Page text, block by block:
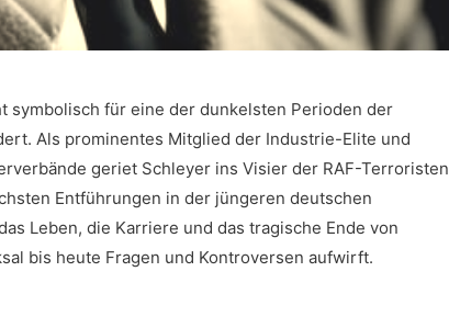
symbolisch für eine der dunkelsten Perioden der
Als prominentes Mitglied ⁣der Industrie-Elite und
geriet Schleyer ins Visier ⁤der RAF-Terroristen
Entführungen in ​der jüngeren deutschen
Leben, die Karriere und das tragische Ende von
bis heute Fragen und Kontroversen aufwirft.